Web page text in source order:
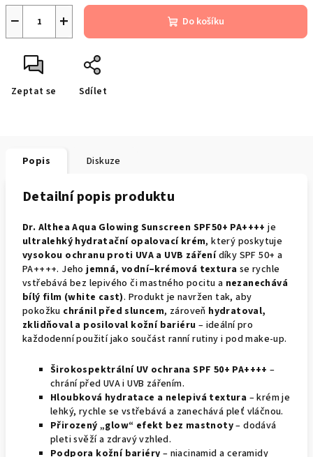
+
− Do košíku
Zeptat se Sdílet
Popis Diskuze
Detailní popis produktu
Dr. Althea Aqua Glowing Sunscreen SPF50+ PA++++ je
ultralehký hydratační opalovací krém, který poskytuje
vysokou ochranu proti UVA a UVB zářenídíky SPF 50+ a
PA++++. Jehojemná, vodní–krémová textura se rychle
vstřebává bez lepivého či mastného pocitu a nezanechává
bílý film (white cast). Produkt je navržen tak, aby
pokožku chránil před sluncem, zároveň hydratoval,
zklidňoval a posiloval kožní bariéru – ideální pro
každodenní použití jako součást ranní rutiny i pod make-up.
Širokospektrální UV ochrana SPF 50+ PA++++ –
chrání před UVA i UVB zářením.
Hloubková hydratace a nelepivá textura – krém je
lehký, rychle se vstřebává a zanechává pleť vláčnou.
Přirozený „glow“ efekt bez mastnoty– dodává
pleti svěží a zdravý vzhled.
Podpora kožní bariéry – niacinamid a ceramidy